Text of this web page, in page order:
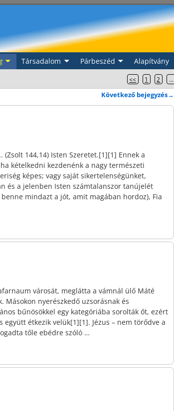
Társadalom Párbeszéd Alapítvány
<< 1 2 …
Következő bejegyzés→
144,14) Isten Szeretet.[1][1] Ennek a
kételkedni kezdenénk a nagy természeti
képes; vagy saját sikertelenségünket,
és a jelenben Isten számtalanszor tanújelét
mindazt a jót, amit magában hordoz), Fia
városát, meglátta a vámnál ülő Máté
Másokon nyerészkedő uzsorásnak és
bűnösökkel egy kategóriába sorolták őt, ezért
együtt étkezik velük[1][1]. Jézus – nem törődve a
tőle ebédre szóló …